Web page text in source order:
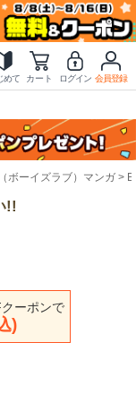
めて カート ログイン 会員登録
ボーイズラブ）マンガ
!!
ーポンで
)